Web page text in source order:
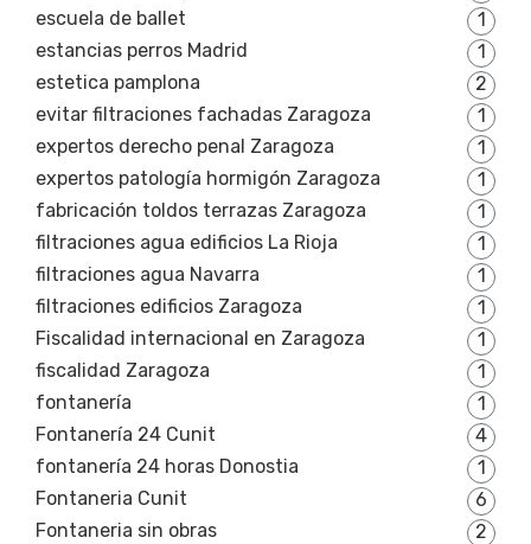
escuela de ballet
1
estancias perros Madrid
1
estetica pamplona
2
evitar filtraciones fachadas Zaragoza
1
expertos derecho penal Zaragoza
1
expertos patología hormigón Zaragoza
1
fabricación toldos terrazas Zaragoza
1
filtraciones agua edificios La Rioja
1
filtraciones agua Navarra
1
filtraciones edificios Zaragoza
1
Fiscalidad internacional en Zaragoza
1
fiscalidad Zaragoza
1
fontanería
1
Fontanería 24 Cunit
4
fontanería 24 horas Donostia
1
Fontaneria Cunit
6
Fontaneria sin obras
2